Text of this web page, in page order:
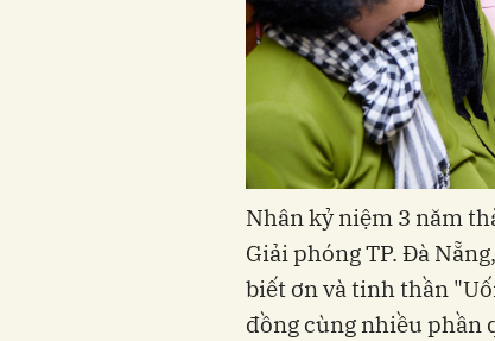
Nhân kỷ niệm 3 năm
Giải phóng TP. Đà
biết ơn và tinh thần
đồng cùng nhiều phần